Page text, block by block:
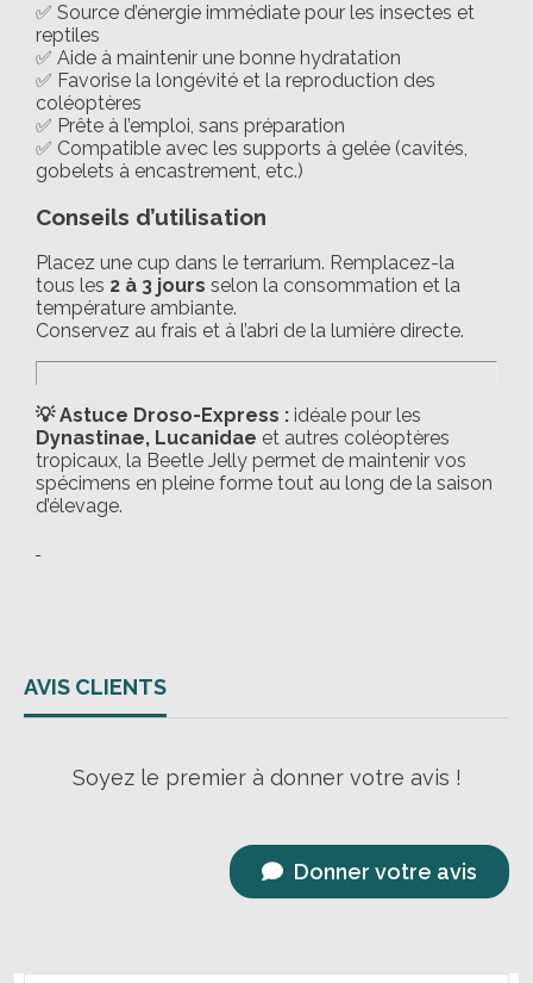
✅ Source d’énergie immédiate pour les insectes et
reptiles
✅ Aide à maintenir une bonne hydratation
✅ Favorise la longévité et la reproduction des
coléoptères
✅ Prête à l’emploi, sans préparation
✅ Compatible avec les supports à gelée (cavités,
gobelets à encastrement, etc.)
Conseils d’utilisation
Placez une cup dans le terrarium. Remplacez-la
tous les 2 à 3 jours selon la consommation et la
température ambiante.
Conservez au frais et à l’abri de la lumière directe.
💡 Astuce Droso-Express : idéale pour les
Dynastinae, Lucanidae et autres coléoptères
tropicaux, la Beetle Jelly permet de maintenir vos
spécimens en pleine forme tout au long de la saison
d’élevage.
AVIS CLIENTS
Soyez le premier à donner votre avis !
Donner votre avis